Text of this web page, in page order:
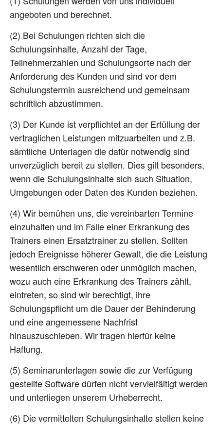
angeboten und berechnet.
(2) Bei Schulungen richten sich die
Schulungsinhalte, Anzahl der Tage,
Teilnehmerzahlen und Schulungsorte nach der
Anforderung des Kunden und sind vor dem
Schulungstermin ausreichend und gemeinsam
schriftlich abzustimmen.
(3) Der Kunde ist verpflichtet an der Erfüllung der
vertraglichen Leistungen mitzuarbeiten und z.B.
sämtliche Unterlagen die dafür notwendig sind
unverzüglich bereit zu stellen. Dies gilt besonders,
wenn die Schulungsinhalte sich auch Situation,
Umgebungen oder Daten des Kunden beziehen.
(4) Wir bemühen uns, die vereinbarten Termine
einzuhalten und im Falle einer Erkrankung des
Trainers einen Ersatztrainer zu stellen. Sollten
jedoch Ereignisse höherer Gewalt, die die Leistung
wesentlich erschweren oder unmöglich machen,
wozu auch eine Erkrankung des Trainers zählt,
eintreten, so sind wir berechtigt, ihre
Schulungspflicht um die Dauer der Behinderung
und eine angemessene Nachfrist
hinauszuschieben. Wir tragen hierfür keine
Haftung.
(5) Seminarunterlagen sowie die zur Verfügung
gestellte Software dürfen nicht vervielfältigt werden
und unterliegen unserem Urheberrecht.
(6) Die vermittelten Schulungsinhalte stellen keine